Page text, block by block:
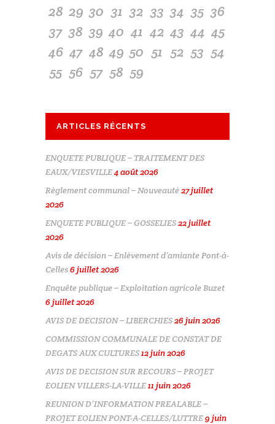
28 29 30 31 32 33 34 35 36
37 38 39 40 41 42 43 44 45
46 47 48 49 50 51 52 53 54
55 56 57 58 59
ARTICLES RÉCENTS
ENQUETE PUBLIQUE – TRAITEMENT DES
EAUX/VIESVILLE4 août 2026
Règlement communal – Nouveauté27 juillet
2026
ENQUETE PUBLIQUE – GOSSELIES22 juillet
2026
Avis de décision – Enlèvement d’amiante Pont-à-
Celles6 juillet 2026
Enquête publique – Exploitation agricole Buzet
6 juillet 2026
AVIS DE DECISION – LIBERCHIES26 juin 2026
COMMISSION COMMUNALE DE CONSTAT DE
DEGATS AUX CULTURES12 juin 2026
AVIS DE DECISION SUR RECOURS – PROJET
EOLIEN VILLERS-LA-VILLE11 juin 2026
REUNION D’INFORMATION PREALABLE –
PROJET EOLIEN PONT-A-CELLES/LUTTRE9 juin